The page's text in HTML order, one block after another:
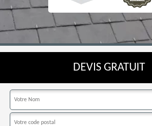
DEVIS GRATUIT